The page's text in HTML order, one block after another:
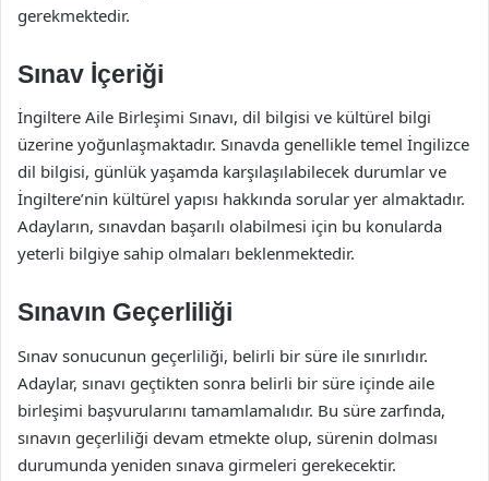
gerekmektedir.
Sınav İçeriği
İngiltere Aile Birleşimi Sınavı, dil bilgisi ve kültürel bilgi
üzerine yoğunlaşmaktadır. Sınavda genellikle temel İngilizce
dil bilgisi, günlük yaşamda karşılaşılabilecek durumlar ve
İngiltere’nin kültürel yapısı hakkında sorular yer almaktadır.
Adayların, sınavdan başarılı olabilmesi için bu konularda
yeterli bilgiye sahip olmaları beklenmektedir.
Sınavın Geçerliliği
Sınav sonucunun geçerliliği, belirli bir süre ile sınırlıdır.
Adaylar, sınavı geçtikten sonra belirli bir süre içinde aile
birleşimi başvurularını tamamlamalıdır. Bu süre zarfında,
sınavın geçerliliği devam etmekte olup, sürenin dolması
durumunda yeniden sınava girmeleri gerekecektir.